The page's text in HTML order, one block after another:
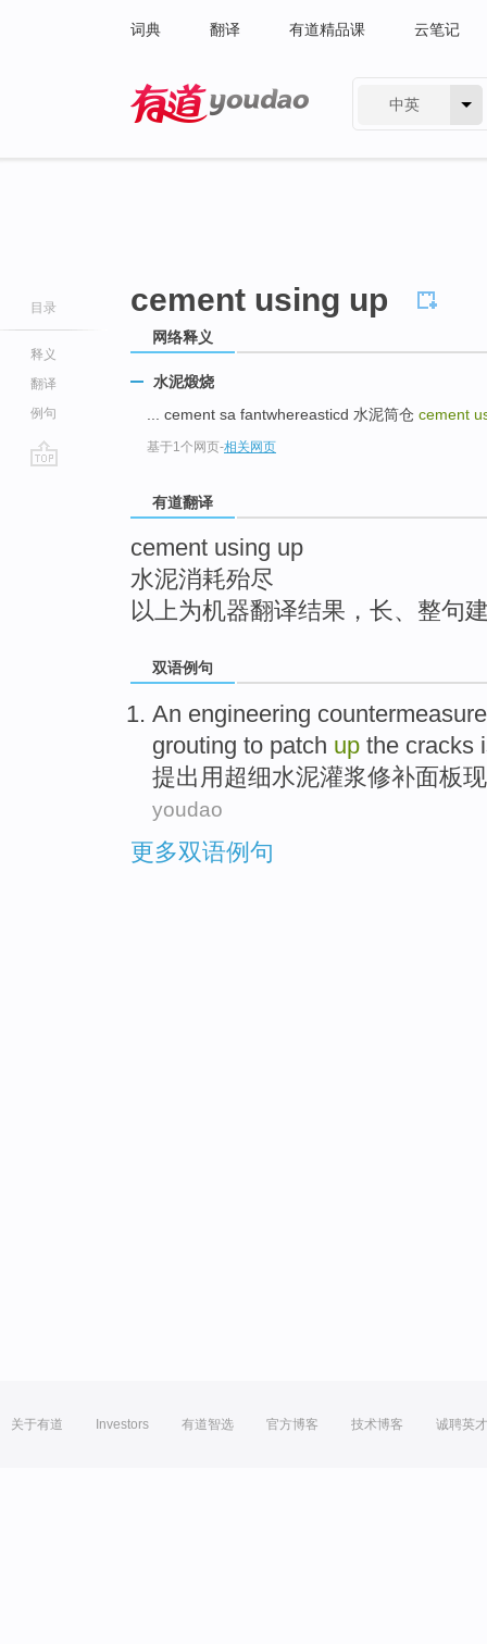
词典 翻译 有道精品课 云笔记
中英
目录
释义
翻译
例句
cement using up
网络释义
水泥煅烧
... cement sa fantwhereasticd 水泥筒仓 cement
基于1个网页-相关网页
有道翻译
cement using up
水泥消耗殆尽
以上为机器翻译结果，长、整句
双语例句
An engineering countermeasure
grouting to patch up the cracks
提出 用 超细水泥灌浆修补面板
youdao
更多双语例句
关于有道 Investors 有道智选 官方博客 技术博客 诚聘英才